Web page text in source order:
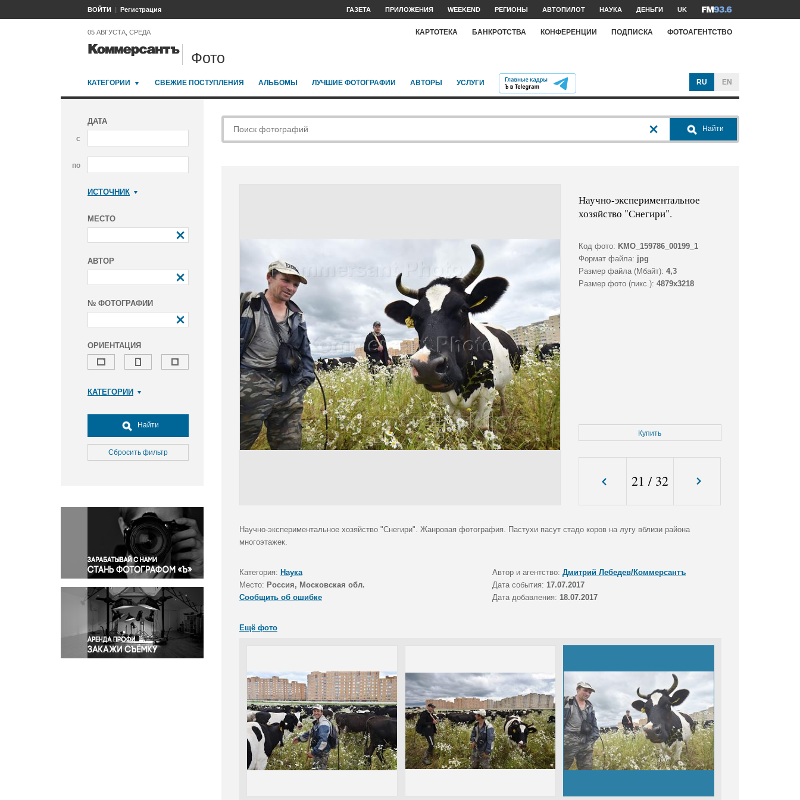
ВОЙТИ Регистрация ГАЗЕТА ПРИЛОЖЕНИЯ WEEKEND РЕГИОНЫ АВТОПИЛОТ НАУКА ДЕНЬГИ UK
05 АВГУСТА, СРЕДА КАРТОТЕКА БАНКРОТСТВА КОНФЕРЕНЦИИ ПОДПИСКА ФОТОАГЕНТСТВО
Фото
КАТЕГОРИИ СВЕЖИЕ ПОСТУПЛЕНИЯ АЛЬБОМЫ ЛУЧШИЕ ФОТОГРАФИИ АВТОРЫ УСЛУГИ RU EN
ДАТА
с
по
ИСТОЧНИК
МЕСТО
АВТОР
№ ФОТОГРАФИИ
ОРИЕНТАЦИЯ
КАТЕГОРИИ
Досуг, туризм и отдых
Культура
Медицина
Окружающая среда
Политика
Правосудие
Происшествия и конфликты
Религия
Светская жизнь
Спорт
Экология
Экономика и бизнес
Найти
Сбросить фильтр
Найти
Научно-экспериментальное
хозяйство "Снегири".
Код фото: KMO_159786_00199_1
Формат файла: jpg
Размер файла (Мбайт): 4,3
Размер фото (пикс.): 4879x3218
Купить
21 / 32
Научно-экспериментальное хозяйство "Снегири". Жанровая фотография. Пастухи пасут стадо коров на лугу вблизи района
многоэтажек.
Категория: Наука Автор и агентство: Дмитрий Лебедев/Коммерсантъ
Место: Россия, Московская обл. Дата события: 17.07.2017
Сообщить об ошибке
Дата добавления: 18.07.2017
Ещё фото